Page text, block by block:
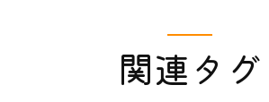
関連タグ